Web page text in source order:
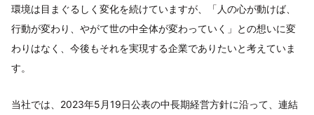
環境は目まぐるしく変化を続けていますが、「人の心が動けば、
行動が変わり、やがて世の中全体が変わっていく」との想いに変
わりはなく、今後もそれを実現する企業でありたいと考えていま
す。
当社では、2023年5月19日公表の中長期経営方針に沿って、連結